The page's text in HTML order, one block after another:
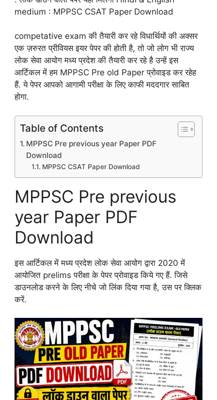
medium : MPPSC CSAT Paper Download
competative exam की तैयारी कर रहे विधार्थियों की अक्सर
एक ज़रुरत प्रीवियस इयर पेपर की होती है, तो जो लोग भी राज्य
लोक सेवा आयोग मध्य प्रदेश की तैयारी कर रहे है उन्हें इस
आर्टिकल में हम MPPSC Pre old Paper प्रोवाइड कर रहेह
हैं. ये पेपर आपको आगामी परीक्षा के लिए काफी मददगार साबित
होगा.
Table of Contents
MPPSC Pre previous year Paper PDF
Download
MPPSC CSAT Paper Download
MPPSC Pre previous
year Paper PDF
Download
इस आर्टिकल में मध्य प्रदेश लोक सेवा आयोग द्वारा 2020 में
आयोजित prelims परीक्षा के पेपर प्रोवाइड किये गए हैं. जिसे
डाउनलोड करने के लिए नीचे जो लिंक दिया गया है, उस पर क्लिक
करें.